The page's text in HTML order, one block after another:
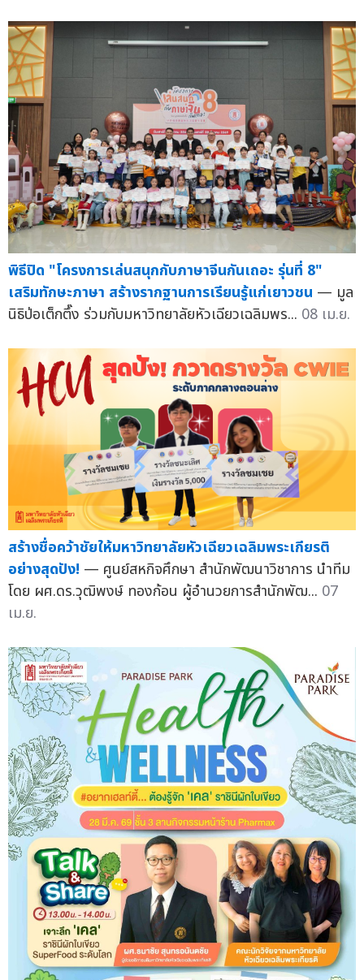
พิธีปิด "โครงการเล่นสนุกกับภาษาจีนกันเถอะ รุ่นที่ 8"
เสริมทักษะภาษา สร้างรากฐานการเรียนรู้แก่เยาวชน — มูล
นิธิป่อเต็กตึ๊ง ร่วมกับมหาวิทยาลัยหัวเฉียวเฉลิมพร... 08 เม.ย.
สร้างชื่อคว้าชัยให้มหาวิทยาลัยหัวเฉียวเฉลิมพระเกียรติ
อย่างสุดปัง! — ศูนย์สหกิจศึกษา สำนักพัฒนาวิชาการ นำทีม
โดย ผศ.ดร.วุฒิพงษ์ ทองก้อน ผู้อำนวยการสำนักพัฒ... 07
เม.ย.